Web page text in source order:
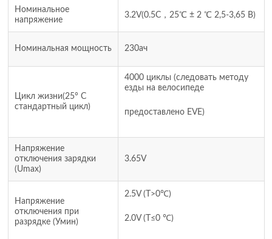
Номинальное
напряжение
3.2V(0.5С，25℃ ± 2 ℃ 2,5-3,65 В)
Номинальная мощность 230ач
Цикл жизни(25° C
стандартный цикл)
4000 циклы (следовать методу
езды на велосипеде
предоставлено EVE)
Напряжение
отключения зарядки
(Umax)
3.65V
Напряжение
отключения при
разрядке (Умин)
2.5V (Т>0℃)
2.0V (T≤0 ℃)